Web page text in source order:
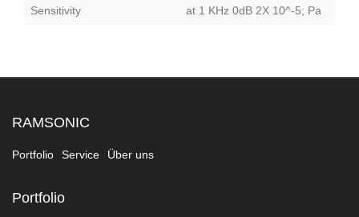
Sensitivity at 1 KHz 0dB 2X 10^-5; Pa
RAMSONIC
Portfolio Service Über uns
Portfolio